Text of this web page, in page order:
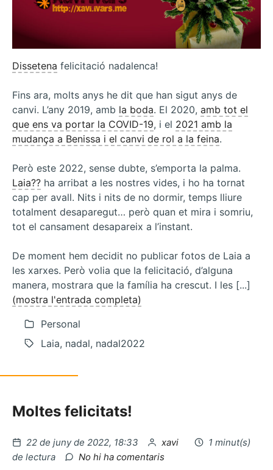
Dissetena felicitació nadalenca!
Fins ara, molts anys he dit que han sigut anys de
canvi. L’any 2019, amb la boda. El 2020, amb tot el
que ens va portar la COVID-19, i el 2021 amb la
mudança a Benissa i el canvi de rol a la feina.
Però este 2022, sense dubte, s’emporta la palma.
Laia?? ha arribat a les nostres vides, i ho ha tornat
cap per avall. Nits i nits de no dormir, temps lliure
totalment desaparegut… però quan et mira i somriu,
tot el cansament desapareix a l’instant.
De moment hem decidit no publicar fotos de Laia a
les xarxes. Però volia que la felicitació, d’alguna
manera, mostrara que la família ha crescut. I les [...]
(mostra l'entrada completa)
Personal
Laia, nadal, nadal2022
Moltes felicitats!
Publicat
el
22 de juny de 2022, 18:33 per
xavi
1 minut(s)
de lectura
No hi ha comentaris